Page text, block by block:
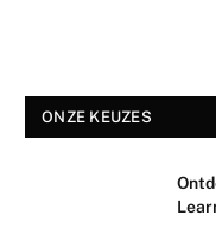
ONZE KEUZES